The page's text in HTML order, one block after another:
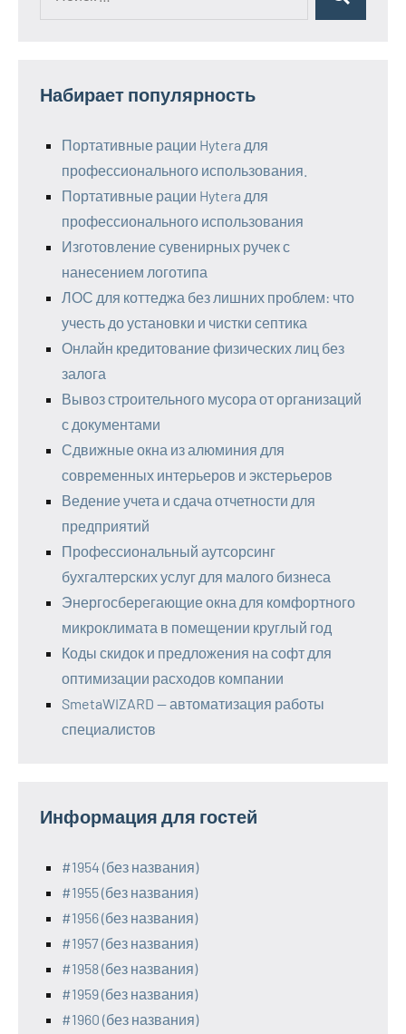
Поиск
Набирает популярность
Портативные рации Hytera для
профессионального использования.
Портативные рации Hytera для
профессионального использования
Изготовление сувенирных ручек с
нанесением логотипа
ЛОС для коттеджа без лишних проблем: что
учесть до установки и чистки септика
Онлайн кредитование физических лиц без
залога
Вывоз строительного мусора от организаций
с документами
Сдвижные окна из алюминия для
современных интерьеров и экстерьеров
Ведение учета и сдача отчетности для
предприятий
Профессиональный аутсорсинг
бухгалтерских услуг для малого бизнеса
Энергосберегающие окна для комфортного
микроклимата в помещении круглый год
Коды скидок и предложения на софт для
оптимизации расходов компании
SmetaWIZARD — автоматизация работы
специалистов
Информация для гостей
#1954 (без названия)
#1955 (без названия)
#1956 (без названия)
#1957 (без названия)
#1958 (без названия)
#1959 (без названия)
#1960 (без названия)